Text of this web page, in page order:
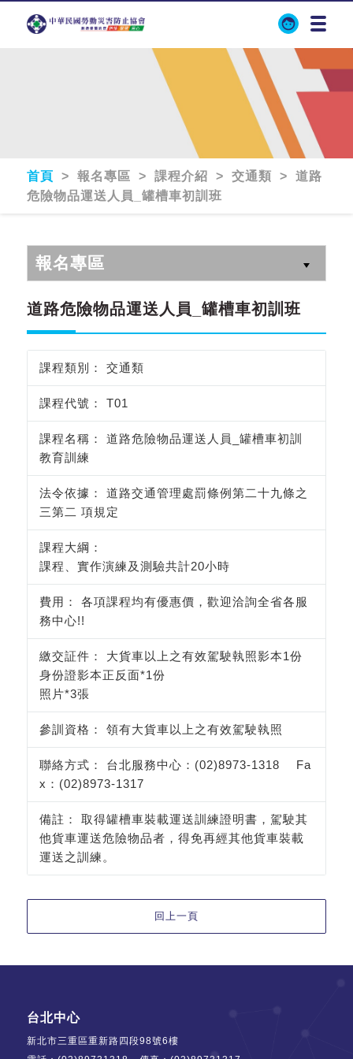
首頁
> 報名專區 > 課程介紹 > 交通類 > 道路
危險物品運送人員_罐槽車初訓班
報名專區
道路危險物品運送人員_罐槽車初訓班
交通類
T01
道路危險物品運送人員_罐槽車初訓
教育訓練
道路交通管理處罰條例第二十九條之
三第二 項規定
課程、實作演練及測驗共計20小時
各項課程均有優惠價，歡迎洽詢全省各服
務中心!!
大貨車以上之有效駕駛執照影本1份
身份證影本正反面*1份
照片*3張
領有大貨車以上之有效駕駛執照
台北服務中心：(02)8973-1318 Fa
x：(02)8973-1317
取得罐槽車裝載運送訓練證明書，駕駛其
他貨車運送危險物品者，得免再經其他貨車裝載
運送之訓練。
台北中心
新北市三重區重新路四段98號6樓
記住帳號
記住帳號